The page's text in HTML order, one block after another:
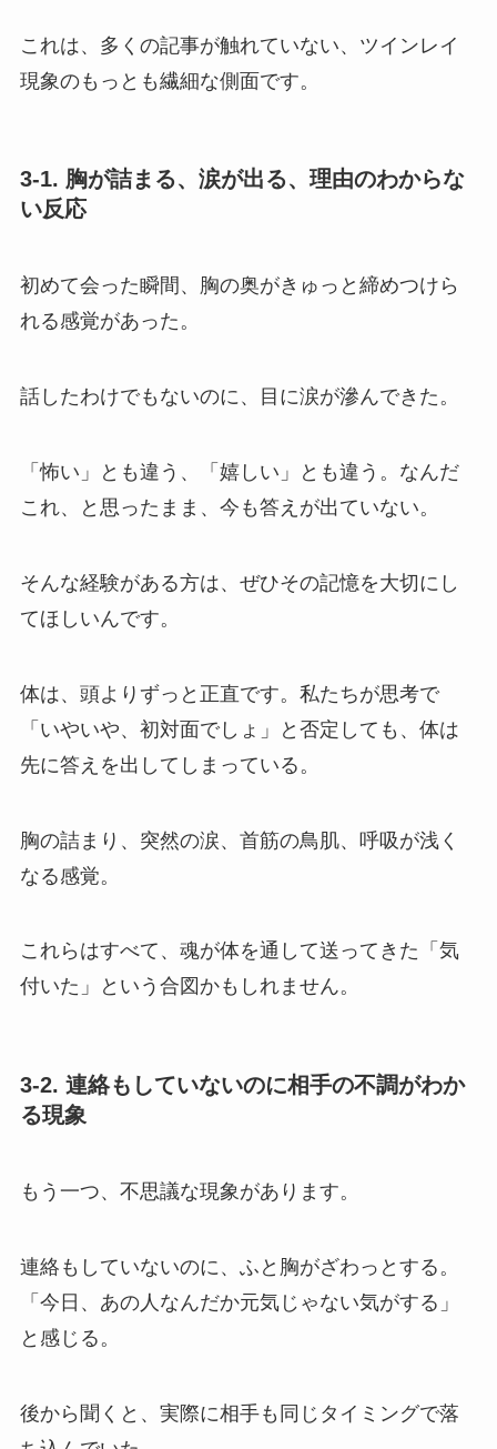
これは、多くの記事が触れていない、ツインレイ
現象のもっとも繊細な側面です。
3-1. 胸が詰まる、涙が出る、理由のわからな
い反応
初めて会った瞬間、胸の奥がきゅっと締めつけら
れる感覚があった。
話したわけでもないのに、目に涙が滲んできた。
「怖い」とも違う、「嬉しい」とも違う。なんだ
これ、と思ったまま、今も答えが出ていない。
そんな経験がある方は、ぜひその記憶を大切にし
てほしいんです。
体は、頭よりずっと正直です。私たちが思考で
「いやいや、初対面でしょ」と否定しても、体は
先に答えを出してしまっている。
胸の詰まり、突然の涙、首筋の鳥肌、呼吸が浅く
なる感覚。
これらはすべて、魂が体を通して送ってきた「気
付いた」という合図かもしれません。
3-2. 連絡もしていないのに相手の不調がわか
る現象
もう一つ、不思議な現象があります。
連絡もしていないのに、ふと胸がざわっとする。
「今日、あの人なんだか元気じゃない気がする」
と感じる。
後から聞くと、実際に相手も同じタイミングで落